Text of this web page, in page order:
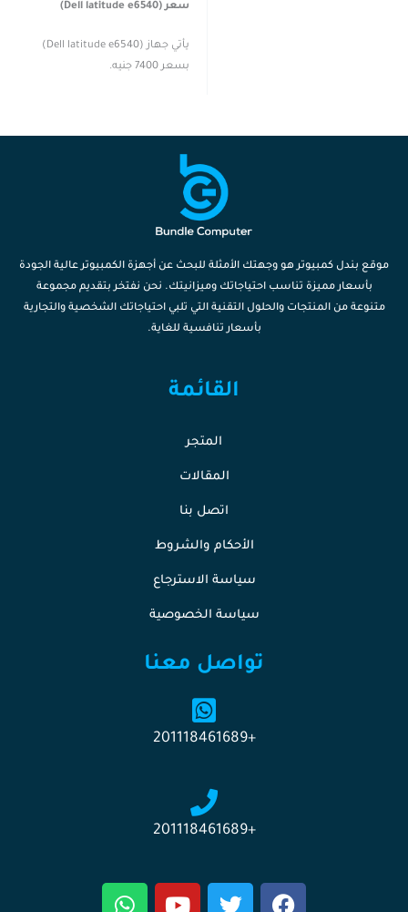
سعر (Dell latitude e6540)
يأتي جهاز (Dell latitude e6540)
بسعر 7400 جنيه.
موقع بندل كمبيوتر هو وجهتك الأمثلة للبحث عن أجهزة الكمبيوتر عالية الجودة
بأسعار مميزة تناسب احتياجاتك وميزانيتك. نحن نفتخر بتقديم مجموعة
متنوعة من المنتجات والحلول التقنية التي تلبي احتياجاتك الشخصية والتجارية
بأسعار تنافسية للغاية.
القائمة
المتجر
المقالات
اتصل بنا
الأحكام والشروط
سياسة الاسترجاع
سياسة الخصوصية
تواصل معنا
+201118461689
+201118461689
F
T
Y
W